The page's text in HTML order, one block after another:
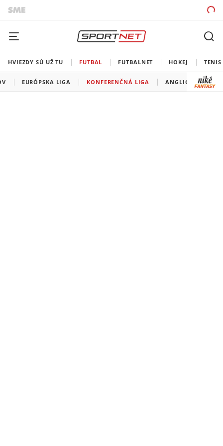
HVIEZDY SÚ UŽ TU FUTBAL FUTBALNET HOKEJ TENIS
EURÓPSKA LIGA KONFERENČNÁ LIGA ANGLICKO